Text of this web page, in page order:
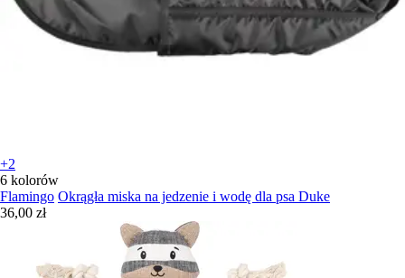
+2
6 kolorów
Flamingo Okrągła miska na jedzenie i wodę dla psa Duke
36,00 zł